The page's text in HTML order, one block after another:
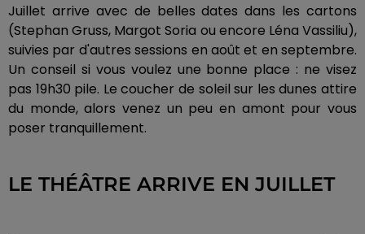
Juillet arrive avec de belles dates dans les cartons
(Stephan Gruss, Margot Soria ou encore Léna Vassiliu),
suivies par d'autres sessions en août et en septembre.
Un conseil si vous voulez une bonne place : ne visez
pas 19h30 pile. Le coucher de soleil sur les dunes attire
du monde, alors venez un peu en amont pour vous
poser tranquillement.
LE THÉÂTRE ARRIVE EN JUILLET